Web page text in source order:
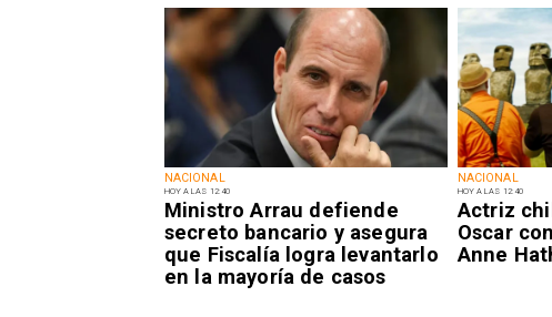
NACIONAL
HOY A LAS 12:40
Ministro Arrau defiende
secreto bancario y asegura
que Fiscalía logra levantarlo
en la mayoría de casos
NACIONAL
HOY A LAS 12:40
Actriz
Oscar
Anne